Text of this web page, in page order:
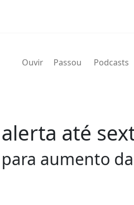
Ouvir Passou Podcasts
até
aumento